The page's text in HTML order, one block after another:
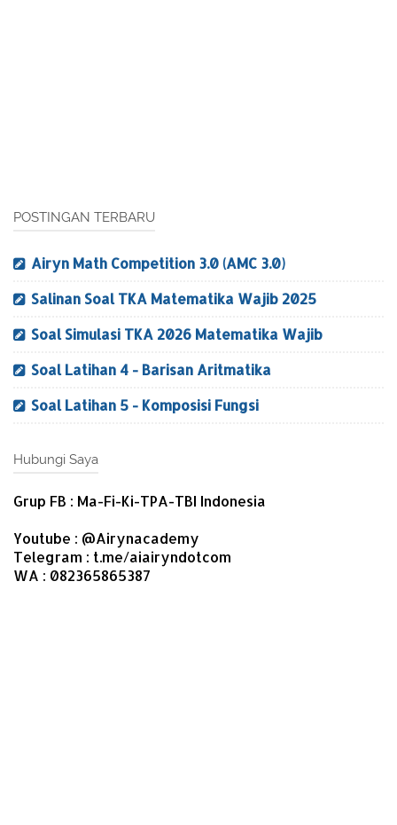
POSTINGAN TERBARU
Airyn Math Competition 3.0 (AMC 3.0)
Salinan Soal TKA Matematika Wajib 2025
Soal Simulasi TKA 2026 Matematika Wajib
Soal Latihan 4 - Barisan Aritmatika
Soal Latihan 5 - Komposisi Fungsi
Hubungi Saya
Grup FB : Ma-Fi-Ki-TPA-TBI Indonesia
Youtube : @Airynacademy
Telegram : t.me/aiairyndotcom
WA : 082365865387